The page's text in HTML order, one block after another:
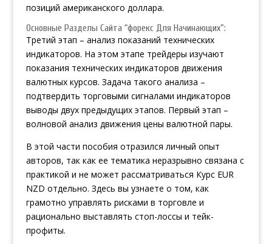
позиций американского доллара.
Основные Разделы Сайта “форекс Для Начинающих”:
Третий этап – анализ показаний технических
индикаторов. На этом этапе трейдеры изучают
показания технических индикаторов движения
валютных курсов. Задача такого анализа –
подтвердить торговыми сигналами индикаторов
выводы двух предыдущих этапов. Первый этап –
волновой анализ движения цены валютной пары.
В этой части пособия отразился личный опыт
авторов, так как ее тематика неразрывно связана с
практикой и не может рассматриваться Курс EUR
NZD отдельно. Здесь вы узнаете о том, как
грамотно управлять рисками в торговле и
рационально выставлять стоп-лоссы и тейк-
профиты.